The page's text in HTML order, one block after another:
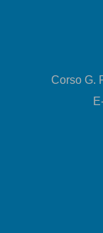
Corso G.